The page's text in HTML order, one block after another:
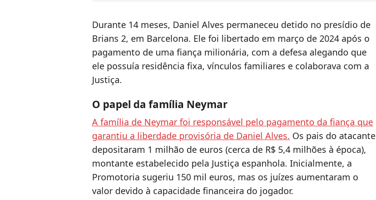
Durante 14 meses, Daniel Alves permaneceu detido no presídio de
Brians 2, em Barcelona. Ele foi libertado em março de 2024 após o
pagamento de uma fiança milionária, com a defesa alegando que
ele possuía residência fixa, vínculos familiares e colaborava com a
Justiça.
O papel da família Neymar
A família de Neymar foi responsável pelo pagamento da fiança que
garantiu a liberdade provisória de Daniel Alves. Os pais do atacante
depositaram 1 milhão de euros (cerca de R$ 5,4 milhões à época),
montante estabelecido pela Justiça espanhola. Inicialmente, a
Promotoria sugeriu 150 mil euros, mas os juízes aumentaram o
valor devido à capacidade financeira do jogador.